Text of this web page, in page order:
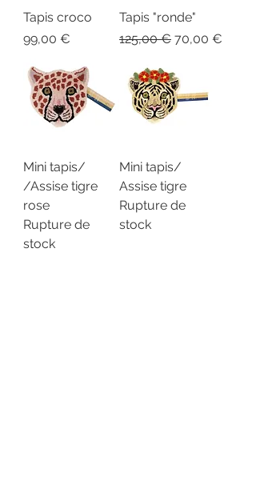
Tapis croco
Prix
99,00 €
Tapis "ronde"
Prix original
125,00 € Prix
70,00 €
Mini tapis/
/Assise tigre
rose
Rupture de
stock
Mini tapis/
Assise tigre
Rupture de
stock